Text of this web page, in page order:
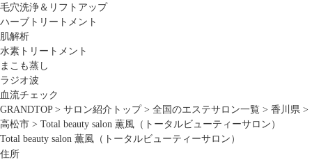
毛穴洗浄＆リフトアップ
ハーブトリートメント
肌解析
水素トリートメント
まこも蒸し
ラジオ波
血流チェック
GRANDTOP > サロン紹介トップ > 全国のエステサロン一覧 > 香川県 >
高松市 > Total beauty salon 薫風（トータルビューティーサロン）
Total beauty salon 薫風（トータルビューティーサロン）
住所